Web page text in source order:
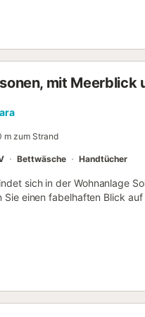
mit Meerblick
m zum Strand
Bettwäsche Handtücher
sich in der Wohnanlage
einen fabelhaften Blick
ist sehr geschmackvoll
verfügt über ein
Badezimmer mit
in dem Licht und Klarheit